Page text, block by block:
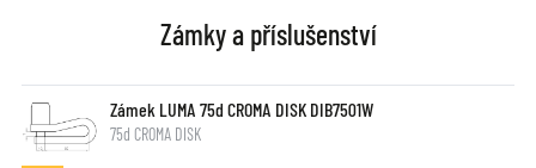
Zámky a příslušenství
Zámek LUMA 75d CROMA DISK DIB7501W
75d CROMA DISK